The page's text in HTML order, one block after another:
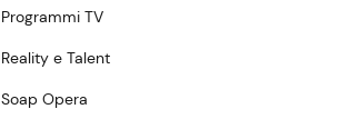
Programmi TV
Reality e Talent
Soap Opera